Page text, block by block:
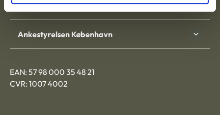
Ankestyrelsen Aalborg
Ankestyrelsen København
EAN: 57 98 000 35 48 21
CVR: 1007 4002